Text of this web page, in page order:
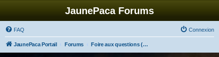
JaunePaca Forums
FAQ Connexion
JaunePaca Portail Forums Foire aux questions (Questions posées fréquemment)